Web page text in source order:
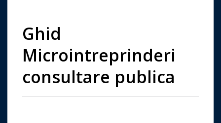
Ghid
Microintreprinderi
consultare publica